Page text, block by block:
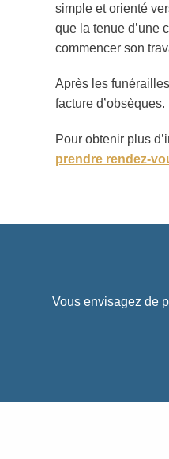
simple et orienté
que la tenue d’une
commencer son
Après les
facture d’obsèques.
Pour obtenir plus
prendre rendez-
Vous envisagez de